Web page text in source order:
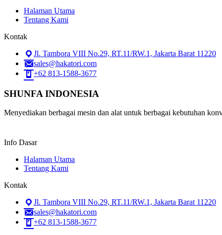
Halaman Utama
Tentang Kami
Kontak
Jl. Tambora VIII No.29, RT.11/RW.1, Jakarta Barat 11220
sales@hakatori.com
+62 813-1588-3677
SHUNFA INDONESIA
Menyediakan berbagai mesin dan alat untuk berbagai kebutuhan
Info Dasar
Halaman Utama
Tentang Kami
Kontak
Jl. Tambora VIII No.29, RT.11/RW.1, Jakarta Barat 11220
sales@hakatori.com
+62 813-1588-3677